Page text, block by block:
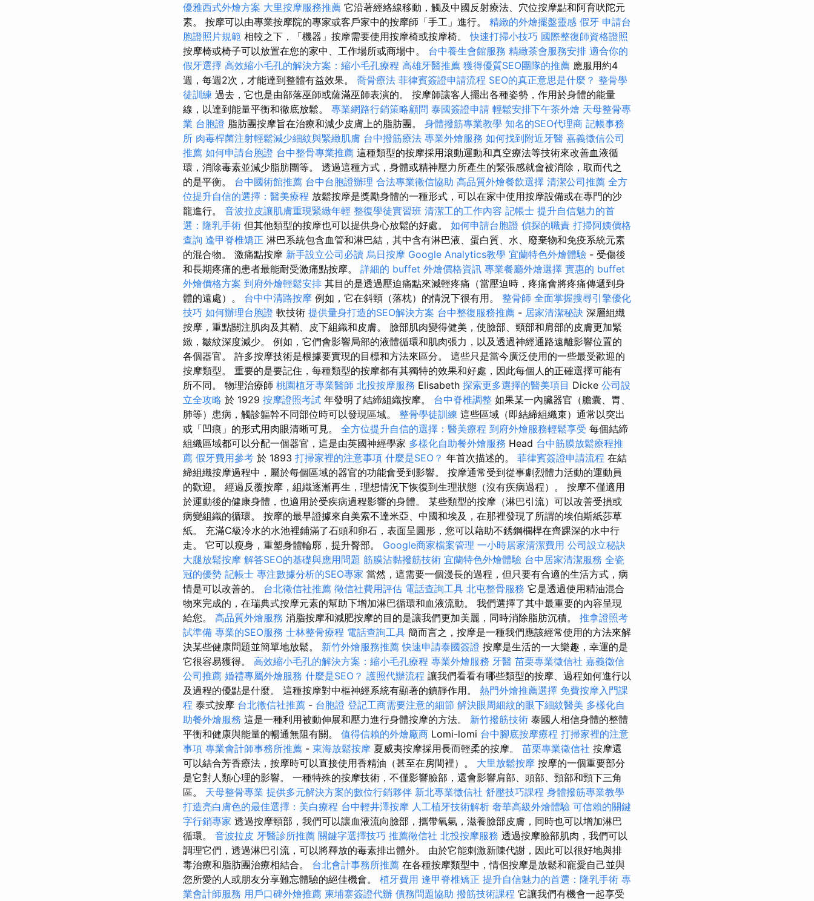
優雅西式外燴方案 大里按摩服務推薦 它沿著經絡線移動，觸及中國反射療法、穴位按摩點和阿育吠陀元
素。 按摩可以由專業按摩院的專家或客戶家中的按摩師「手工」進行。 精緻的外燴擺盤靈感 假牙 申請台
胞證照片規範 相較之下，「機器」按摩需要使用按摩椅或按摩椅。快速打掃小技巧 國際整復師資格證照
按摩椅或椅子可以放置在您的家中、工作場所或商場中。 台中養生會館服務 精緻茶會服務安排 適合你的
假牙選擇 高效縮小毛孔的解決方案：縮小毛孔療程 高雄牙醫推薦 獲得優質SEO團隊的推薦 應服用約4
週，每週2次，才能達到整體有益效果。 喬骨療法 菲律賓簽證申請流程 SEO的真正意思是什麼？ 整骨學
徒訓練 過去，它也是由部落巫師或薩滿巫師表演的。 按摩師讓客人擺出各種姿勢，作用於身體的能量
線，以達到能量平衡和徹底放鬆。 專業網路行銷策略顧問 泰國簽證申請 輕鬆安排下午茶外燴 天母整骨專
業 台胞證 脂肪團按摩旨在治療和減少皮膚上的脂肪團。 身體撥筋專業教學 知名的SEO代理商 記帳事務
所 肉毒桿菌注射輕鬆減少細紋與緊緻肌膚 台中撥筋療法 專業外燴服務 如何找到附近牙醫 嘉義徵信公司
推薦 如何申請台胞證 台中整骨專業推薦 這種類型的按摩採用滾動運動和真空療法等技術來改善血液循
環，消除毒素並減少脂肪團等。 透過這種方式，身體或精神壓力所產生的緊張感就會被消除，取而代之
的是平衡。 台中國術館推薦 台中台胞證辦理 合法專業徵信協助 高品質外燴餐飲選擇 清潔公司推薦 全方
位提升自信的選擇：醫美療程 放鬆按摩是獎勵身體的一種形式，可以在家中使用按摩設備或在專門的沙
龍進行。 音波拉皮讓肌膚重現緊緻年輕 整復學徒實習班 清潔工的工作內容 記帳士 提升自信魅力的首
選：隆乳手術 但其他類型的按摩也可以提供身心放鬆的好處。 如何申請台胞證 偵探的職責 打掃阿姨價格
查詢 逢甲脊椎矯正 淋巴系統包含血管和淋巴結，其中含有淋巴液、蛋白質、水、廢棄物和免疫系統元素
的混合物。 激痛點按摩 新手設立公司必讀 烏日按摩 Google Analytics教學 宜蘭特色外燴體驗 - 受傷後
和長期疼痛的患者最能耐受激痛點按摩。 詳細的 buffet 外燴價格資訊 專業餐廳外燴選擇 實惠的 buffet
外燴價格方案 到府外燴輕鬆安排 其目的是透過壓迫痛點來減輕疼痛（當壓迫時，疼痛會將疼痛傳遞到身
體的遠處）。 台中中清路按摩 例如，它在斜頸（落枕）的情況下很有用。 整骨師 全面掌握搜尋引擎優化
技巧 如何辦理台胞證 軟技術 提供量身打造的SEO解決方案 台中整復服務推薦 - 居家清潔秘訣 深層組織
按摩，重點關注肌肉及其鞘、皮下組織和皮膚。 臉部肌肉變得健美，使臉部、頸部和肩部的皮膚更加緊
緻，皺紋深度減少。 例如，它們會影響局部的液體循環和肌肉張力，以及透過神經通路遠離影響位置的
各個器官。 許多按摩技術是根據要實現的目標和方法來區分。 這些只是當今廣泛使用的一些最受歡迎的
按摩類型。 重要的是要記住，每種類型的按摩都有其獨特的效果和好處，因此每個人的正確選擇可能有
所不同。 物理治療師 桃園植牙專業醫師 北投按摩服務 Elisabeth 探索更多選擇的醫美項目 Dicke 公司設
立全攻略 於 1929 按摩證照考試 年發明了結締組織按摩。 台中脊椎調整 如果某一內臟器官（膽囊、胃、
肺等）患病，觸診軀幹不同部位時可以發現區域。 整骨學徒訓練 這些區域（即結締組織束）通常以突出
或「凹痕」的形式用肉眼清晰可見。 全方位提升自信的選擇：醫美療程 到府外燴服務輕鬆享受 每個結締
組織區域都可以分配一個器官，這是由英國神經學家 多樣化自助餐外燴服務 Head 台中筋膜放鬆療程推
薦 假牙費用參考 於 1893 打掃家裡的注意事項 什麼是SEO？ 年首次描述的。 菲律賓簽證申請流程 在結
締組織按摩過程中，屬於每個區域的器官的功能會受到影響。 按摩通常受到從事劇烈體力活動的運動員
的歡迎。 經過反覆按摩，組織逐漸再生，理想情況下恢復到生理狀態（沒有疾病過程）。 按摩不僅適用
於運動後的健康身體，也適用於受疾病過程影響的身體。 某些類型的按摩（淋巴引流）可以改善受損或
病變組織的循環。 按摩的最早證據來自美索不達米亞、中國和埃及，在那裡發現了所謂的埃伯斯紙莎草
紙。 充滿C級冷水的水池裡鋪滿了石頭和卵石，表面呈圓形，您可以藉助不銹鋼欄桿在齊踝深的水中行
走。 它可以瘦身，重塑身體輪廓，提升臀部。 Google商家檔案管理 一小時居家清潔費用 公司設立秘訣
大腿放鬆按摩 解答SEO的基礎與應用問題 筋膜沾黏撥筋技術 宜蘭特色外燴體驗 台中居家清潔服務 全瓷
冠的優勢 記帳士 專注數據分析的SEO專家 當然，這需要一個漫長的過程，但只要有合適的生活方式，病
情是可以改善的。 台北徵信社推薦 徵信社費用評估 電話查詢工具 北屯整骨服務 它是透過使用精油混合
物來完成的，在瑞典式按摩元素的幫助下增加淋巴循環和血液流動。 我們選擇了其中最重要的內容呈現
給您。 高品質外燴服務 消脂按摩和減肥按摩的目的是讓我們更加美麗，同時消除脂肪沉積。 推拿證照考
試準備 專業的SEO服務 士林整骨療程 電話查詢工具 簡而言之，按摩是一種我們應該經常使用的方法來解
決某些健康問題並簡單地放鬆。 新竹外燴服務推薦快速申請泰國簽證 按摩是生活的一大樂趣，幸運的是
它很容易獲得。 高效縮小毛孔的解決方案：縮小毛孔療程 專業外燴服務 牙醫 苗栗專業徵信社 嘉義徵信
公司推薦 婚禮專屬外燴服務 什麼是SEO？ 護照代辦流程 讓我們看看有哪些類型的按摩、過程如何進行以
及過程的優點是什麼。 這種按摩對中樞神經系統有顯著的鎮靜作用。 熱門外燴推薦選擇 免費按摩入門課
程 泰式按摩 台北徵信社推薦 - 台胞證 登記工商需要注意的細節 解決眼周細紋的眼下細紋醫美 多樣化自
助餐外燴服務 這是一種利用被動伸展和壓力進行身體按摩的方法。 新竹撥筋技術 泰國人相信身體的整體
平衡和健康與能量的暢通無阻有關。 值得信賴的外燴廠商 Lomi-lomi 台中腳底按摩療程 打掃家裡的注意
事項 專業會計師事務所推薦 - 東海放鬆按摩 夏威夷按摩採用長而輕柔的按摩。 苗栗專業徵信社 按摩還
可以結合芳香療法，按摩時可以直接使用香精油（甚至在房間裡）。 大里放鬆按摩 按摩的一個重要部分
是它對人類心理的影響。 一種特殊的按摩技術，不僅影響臉部，還會影響肩部、頭部、頸部和頸下三角
區。 天母整骨專業 提供多元解決方案的數位行銷夥伴 新北專業徵信社 舒壓技巧課程 身體撥筋專業教學
打造亮白膚色的最佳選擇：美白療程 台中輕井澤按摩 人工植牙技術解析 奢華高級外燴體驗 可信賴的關鍵
字行銷專家 透過按摩頸部，我們可以讓血液流向臉部，攜帶氧氣，滋養臉部皮膚，同時也可以增加淋巴
循環。 音波拉皮 牙醫診所推薦 關鍵字選擇技巧 推薦徵信社 北投按摩服務 透過按摩臉部肌肉，我們可以
調理它們，透過淋巴引流，可以將釋放的毒素排出體外。 由於它能刺激新陳代謝，因此可以很好地與排
毒治療和脂肪團治療相結合。 台北會計事務所推薦 在各種按摩類型中，情侶按摩是放鬆和寵愛自己並與
您所愛的人或朋友分享難忘體驗的絕佳機會。 植牙費用 逢甲脊椎矯正 提升自信魅力的首選：隆乳手術 專
業會計師服務 用戶口碑外燴推薦 柬埔寨簽證代辦 債務問題協助 撥筋技術課程 它讓我們有機會一起享受